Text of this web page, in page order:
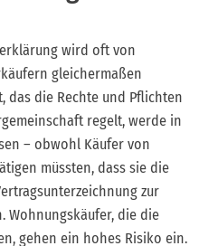
wird oft von
gleichermaßen
das die Rechte und Pflichten
regelt, werde in
– obwohl Käufer von
müssten, dass sie die
zur
Wohnungskäufer, die die
gehen ein hohes Risiko ein.